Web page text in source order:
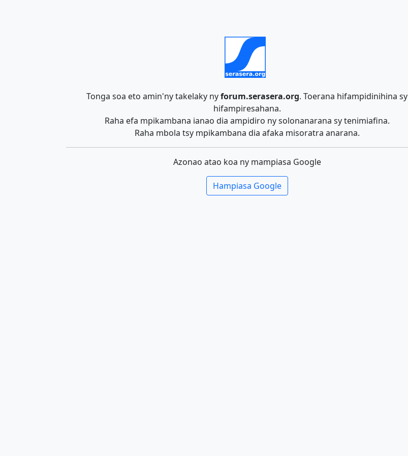
Tonga soa eto amin'ny takelaky nyforum.serasera.org. Toerana hifampidinihina sy
hifampiresahana.
Raha efa mpikambana ianao dia ampidiro ny solonanarana sy tenimiafina.
Raha mbola tsy mpikambana dia afaka misoratra anarana.
Azonao atao koa ny mampiasa Google
Hampiasa Google